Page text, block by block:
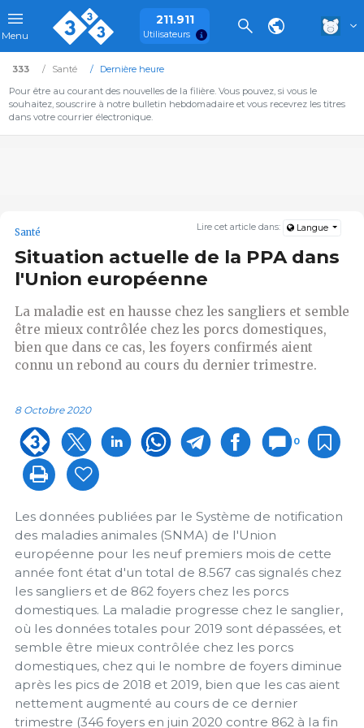
Menu
211.911
Utilisateurs
333 Santé
Dernière heure
Pour être au courant des nouvelles de la filière. Vous pouvez, si vous le
souhaitez, souscrire à notre bulletin hebdomadaire et vous recevrez les titres
dans votre courrier électronique.
Lire cet article dans: Langue
Santé
Situation actuelle de la PPA dans
l'Union européenne
La maladie est en hausse chez les sangliers et semble
être mieux contrôlée chez les porcs domestiques,
bien que dans ce cas, les foyers confirmés aient
connu un rebond au cours du dernier trimestre.
8 Octobre 2020
0
Les données publiées par le Système de notification
des maladies animales (SNMA) de l'Union
européenne pour les neuf premiers mois de cette
année font état d'un total de 8.567 cas signalés chez
les sangliers et de 862 foyers chez les porcs
domestiques. La maladie progresse chez le sanglier,
où les données totales pour 2019 sont dépassées, et
semble être mieux contrôlée chez les porcs
domestiques, chez qui le nombre de foyers diminue
après les pics de 2018 et 2019, bien que les cas aient
nettement augmenté au cours de ce dernier
trimestre (346 foyers en juin 2020 contre 862 à la fin